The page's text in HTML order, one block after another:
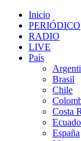
Inicio
PERIÓDICO
RADIO
LIVE
País
Brasil
Chile
Costa
España